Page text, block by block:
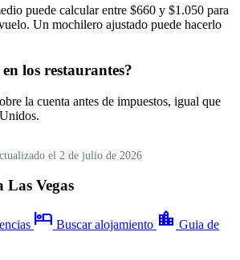
puede calcular entre $660 y $1.050 para
Un mochilero ajustado puede hacerlo
los restaurantes?
la cuenta antes de impuestos, igual que
el 2 de julio de 2026
Las Vegas
hotel Buscar alojamiento location_city Guia de